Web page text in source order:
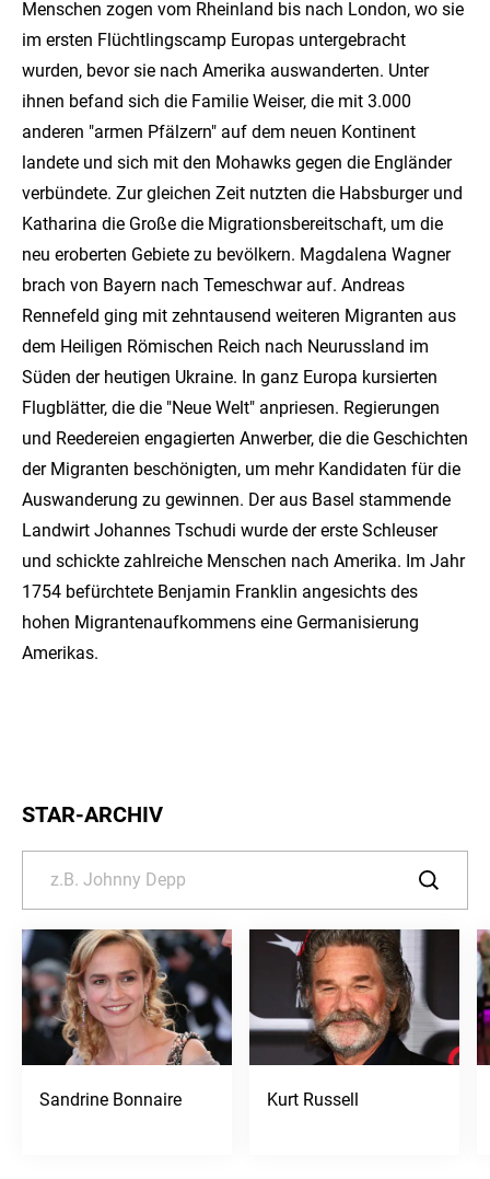
Menschen zogen vom Rheinland bis nach London, wo sie
im ersten Flüchtlingscamp Europas untergebracht
wurden, bevor sie nach Amerika auswanderten. Unter
ihnen befand sich die Familie Weiser, die mit 3.000
anderen "armen Pfälzern" auf dem neuen Kontinent
landete und sich mit den Mohawks gegen die Engländer
verbündete. Zur gleichen Zeit nutzten die Habsburger und
Katharina die Große die Migrationsbereitschaft, um die
neu eroberten Gebiete zu bevölkern. Magdalena Wagner
brach von Bayern nach Temeschwar auf. Andreas
Rennefeld ging mit zehntausend weiteren Migranten aus
dem Heiligen Römischen Reich nach Neurussland im
Süden der heutigen Ukraine. In ganz Europa kursierten
Flugblätter, die die "Neue Welt" anpriesen. Regierungen
und Reedereien engagierten Anwerber, die die Geschichten
der Migranten beschönigten, um mehr Kandidaten für die
Auswanderung zu gewinnen. Der aus Basel stammende
Landwirt Johannes Tschudi wurde der erste Schleuser
und schickte zahlreiche Menschen nach Amerika. Im Jahr
1754 befürchtete Benjamin Franklin angesichts des
hohen Migrantenaufkommens eine Germanisierung
Amerikas.
STAR-ARCHIV
Sandrine Bonnaire Kurt Russell